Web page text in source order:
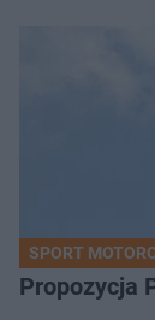
SPORT
Propozycja